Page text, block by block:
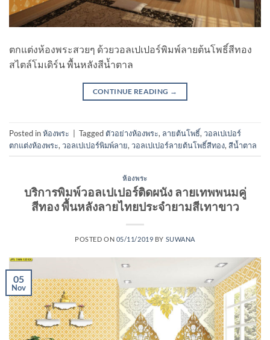
ตกแต่งห้องพระสวยๆ ด้วยวอลเปเปอร์พิมพ์ลายต้นโพธิ์สีทอง
สไตล์โมเดิร์น พื้นหลังสีน้ำตาล
CONTINUE READING →
Posted inห้องพระ Tagged ตัวอย่างห้องพระ, ลายต้นโพธิ์, วอลเปเปอร์
ตกแต่งห้องพระ, วอลเปเปอร์พิมพ์ลาย, วอลเปเปอร์ลายต้นโพธิ์สีทอง, สีน้ำตาล
ห้องพระ
บริการพิมพ์วอลเปเปอร์ติดผนัง ลายเทพพนมคู่
สีทอง พื้นหลังลายไทยประจำยามสีเทาขาว
POSTED ON 05/11/2019 BY SUWANA
05
Nov